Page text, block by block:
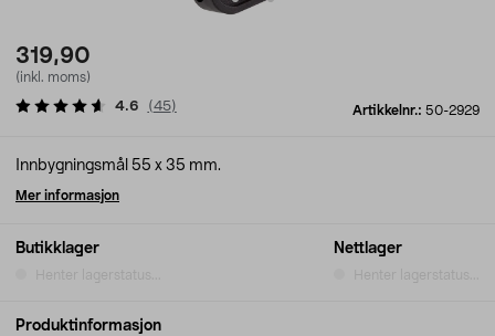
319,90
(inkl. moms)
Artikkelnr.: 50-2929
4.6 (45)
Butikklager
Henter lagerstatus...
Nettlager
Henter lagerstatus...
Innbygningsmål 55 x 35 mm.
Mer informasjon
Produktinformasjon